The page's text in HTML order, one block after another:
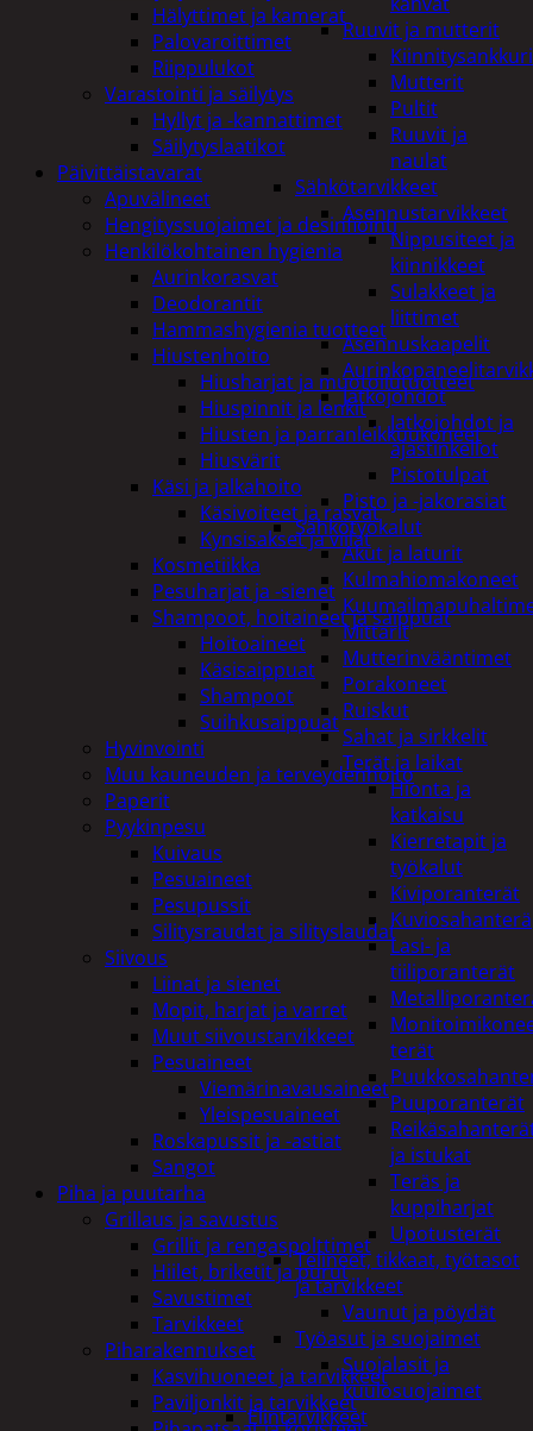
Ruuvit ja mutterit
Mutterit
Pultit
Ruuvit ja
naulat
Sähkötarvikkeet
Asennustarvikkeet
Nippusiteet ja
kiinnikkeet
Sulakkeet ja
liittimet
Asennuskaapelit
Jatkojohdot
Jatkojohdot ja
ajastinkellot
Pistotulpat
Pisto ja -jakorasiat
Sähkötyökalut
Akut ja laturit
Kulmahiomakoneet
Mittarit
Mutterinvääntimet
Porakoneet
Ruiskut
Sahat ja sirkkelit
Terät ja laikat
Hionta ja
katkaisu
Kierretapit ja
työkalut
Kiviporanterät
Kuviosahanterä
Lasi- ja
tiiliporanterät
terät
Puuporanterät
ja istukat
Teräs ja
kuppiharjat
Upotusterät
Telineet, tikkaat, työtasot
ja tarvikkeet
Vaunut ja pöydät
Työasut ja suojaimet
Suojalasit ja
kuulosuojaimet
Elintarvikkeet
Hälyttimet ja kamerat
Palovaroittimet
Riippulukot
Varastointi ja säilytys
Hyllyt ja -kannattimet
Säilytyslaatikot
Päivittäistavarat
Apuvälineet
Hengityssuojaimet ja desinfiointi
Henkilökohtainen hygienia
Aurinkorasvat
Deodorantit
Hammashygienia tuotteet
Hiustenhoito
Hiusharjat ja muotoilutuotteet
Hiuspinnit ja lenkit
Hiusten ja parranleikkuukoneet
Hiusvärit
Käsi ja jalkahoito
Käsivoiteet ja rasvat
Kynsisakset ja viilat
Kosmetiikka
Pesuharjat ja -sienet
Shampoot, hoitaineet ja saippuat
Hoitoaineet
Käsisaippuat
Shampoot
Suihkusaippuat
Hyvinvointi
Muu kauneuden ja terveydenhoito
Paperit
Pyykinpesu
Kuivaus
Pesuaineet
Pesupussit
Silitysraudat ja silityslaudat
Siivous
Liinat ja sienet
Mopit, harjat ja varret
Muut siivoustarvikkeet
Pesuaineet
Viemärinavausaineet
Yleispesuaineet
Roskapussit ja -astiat
Sangot
Piha ja puutarha
Grillaus ja savustus
Grillit ja rengaspolttimet
Hiilet, briketit ja purut
Savustimet
Tarvikkeet
Piharakennukset
Kasvihuoneet ja tarvikkeet
Paviljonkit ja tarvikkeet